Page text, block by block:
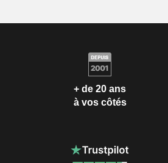
+ de 20 ans
à vos côtés